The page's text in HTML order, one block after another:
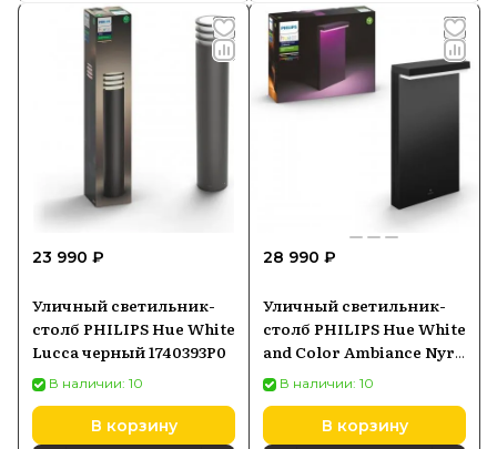
23 990 ₽
Уличный светильник-
столб PHILIPS Hue White
Lucca черный 1740393P0
В наличии: 10
В корзину
28 990 ₽
Уличный светильник-
столб PHILIPS Hue White
and Color Ambiance Nyro
черный 1745530P7
В наличии: 10
В корзину